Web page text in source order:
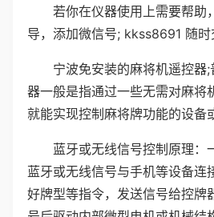
若你在仪器使用上需要帮助
导，添加微信号; kkss8691 随时
宁波免安装的麻将机遥控器
器一般是指通过一些无需对麻将
就能实现控制麻将牌功能的设备
蓝牙或无线信号控制原理：
蓝牙或无线信号与手机等设备连
好牌型等指令，发送信号给控牌